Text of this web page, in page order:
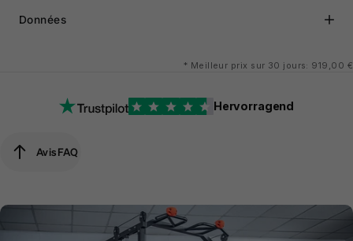
Données
* Meilleur prix sur 30 jours: 919,00 €
Hervorragend
AvisFAQ